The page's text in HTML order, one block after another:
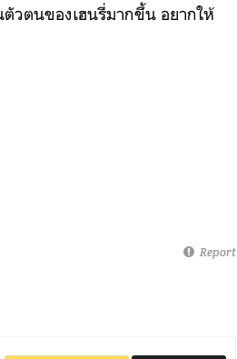
ตัวตนของเฮนรี่มากขึ้น อยากให้
Report